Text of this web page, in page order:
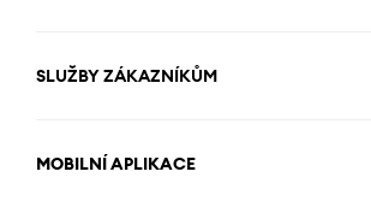
SLUŽBY ZÁKAZNÍKŮM
MOBILNÍ APLIKACE